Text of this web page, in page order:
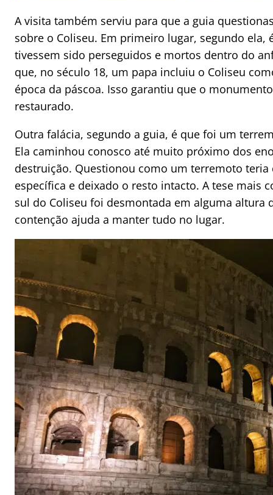
A visita também serviu para que a guia
sobre o Coliseu. Em primeiro lugar, segundo ela,
tivessem sido perseguidos e mortos dentro do
que, no século 18, um papa incluiu o Coliseu
época da páscoa. Isso garantiu que o
restaurado.
Outra falácia, segundo a guia, é que foi um
Ela caminhou conosco até muito próximo dos
destruição. Questionou como um terremoto
específica e deixado o resto intacto. A tese mais
sul do Coliseu foi desmontada em alguma altura
contenção ajuda a manter tudo no lugar.